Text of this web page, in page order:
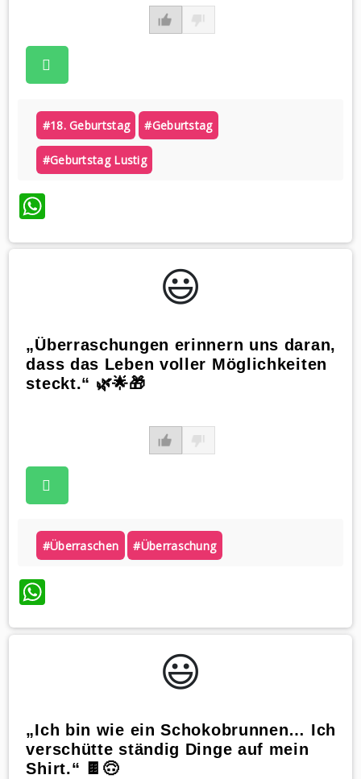
#18. Geburtstag #geburtstag
#geburtstag Lustig
WhatsApp
😃️
„Überraschungen erinnern uns daran,
dass das Leben voller Möglichkeiten
steckt.“ 🌿🌟🎁
#überraschen #überraschung
WhatsApp
😃️
„Ich bin wie ein Schokobrunnen… Ich
verschütte ständig Dinge auf mein
Shirt.“ 🍫🙃